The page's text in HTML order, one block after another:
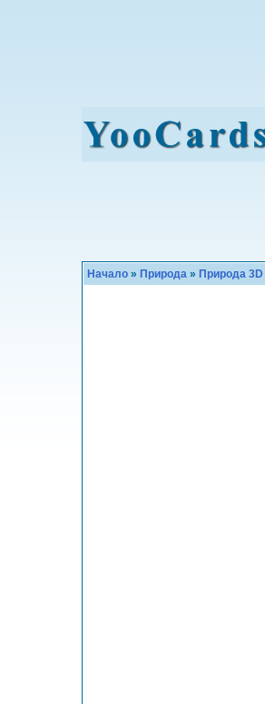
Начало » Природа » Природа 3D